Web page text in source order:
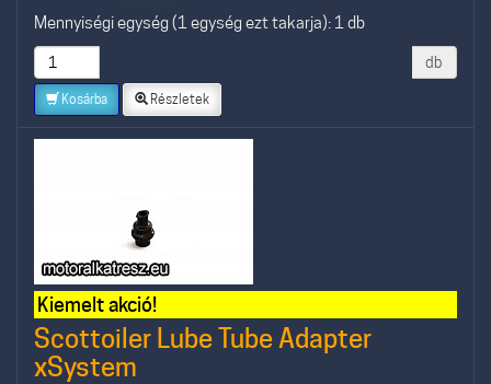
Mennyiségi egység (1 egység ezt takarja): 1 db
db
Kosárba Részletek
Kiemelt akció!
Scottoiler Lube Tube Adapter
xSystem